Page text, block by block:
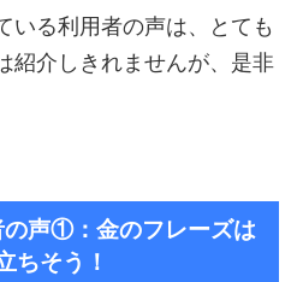
いる利用者の声は、とても
紹介しきれませんが、是非
声①：金のフレーズは
ちそう！